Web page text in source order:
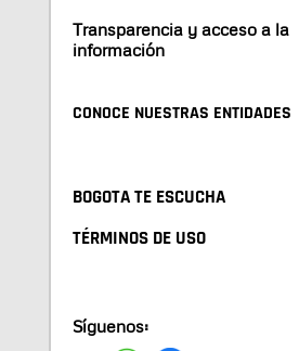
Transparencia y acceso a la
información
CONOCE NUESTRAS ENTIDADES
BOGOTA TE ESCUCHA
TÉRMINOS DE USO
Síguenos: